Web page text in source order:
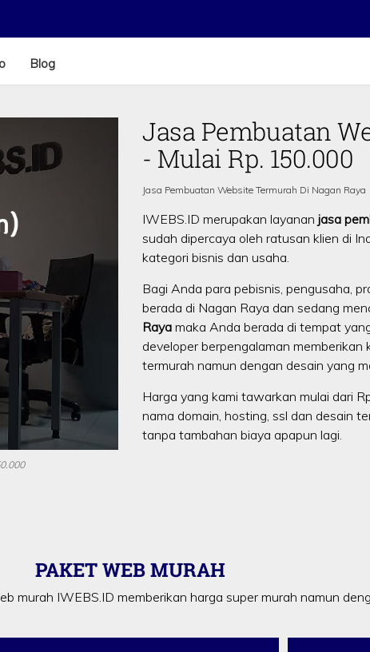
Blog
Jasa Pembuatan
- Mulai Rp. 150.000
Jasa Pembuatan Website Termurah Di Nagan Raya
IWEBS.ID merupakan layanan jasa
sudah dipercaya oleh ratusan klien di
kategori bisnis dan usaha.
Bagi Anda para pebisnis, pengusaha,
berada di Nagan Raya dan sedang
Raya maka Anda berada di tempat
developer berpengalaman
termurah namun dengan desain yang
Harga yang kami tawarkan mulai dari
nama domain, hosting, ssl dan desain
tanpa tambahan biaya apapun lagi.
PAKET WEB MURAH
murah IWEBS.ID memberikan harga super murah namun